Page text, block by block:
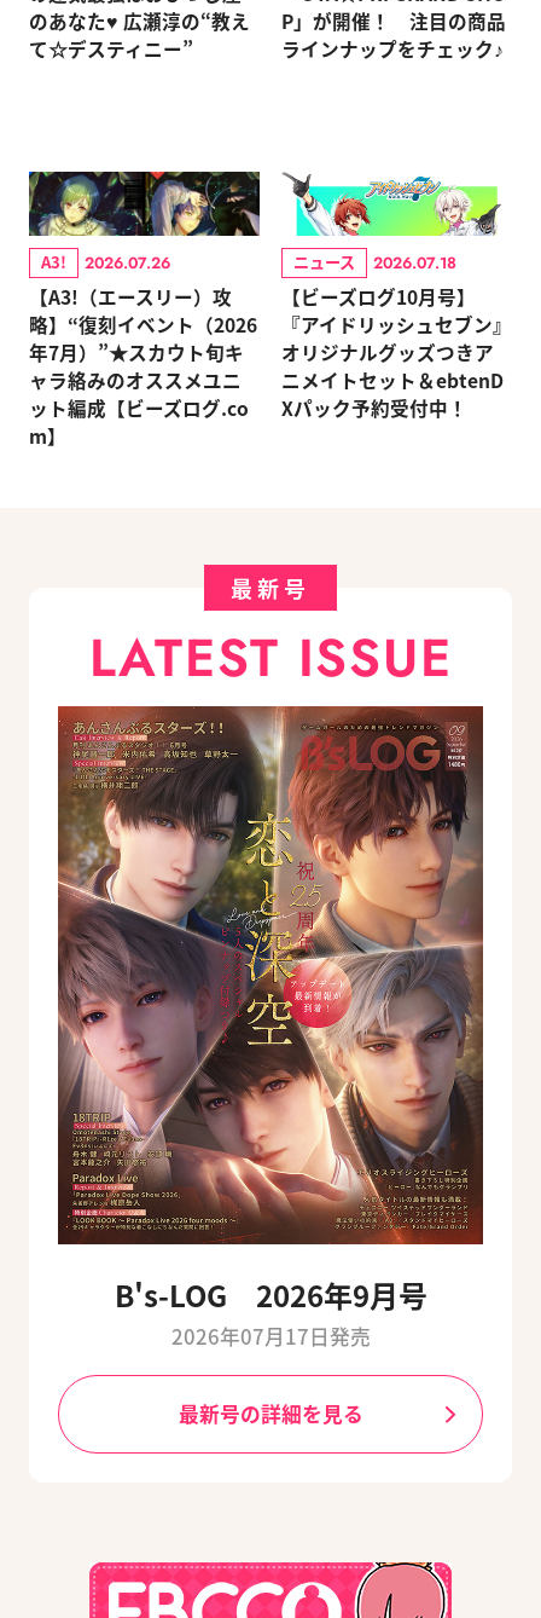
のあなた♥ 広瀬淳の“教え
て☆デスティニー”
P」が開催！ 注目の商品
ラインナップをチェック♪
A3! 2026.07.26
【A3!（エースリー）攻
略】“復刻イベント（2026
年7月）”★スカウト旬キ
ャラ絡みのオススメユニ
ット編成【ビーズログ.co
m】
ニュース 2026.07.18
【ビーズログ10月号】
『アイドリッシュセブン』
オリジナルグッズつきア
ニメイトセット＆ebtenD
Xパック予約受付中！
最新号
LATEST ISSUE
B's-LOG 2026年9月号
2026年07月17日発売
最新号の詳細を見る